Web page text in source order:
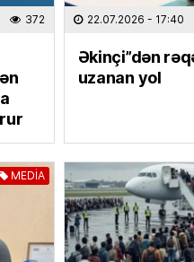
372 22.07.2026 - 17:40
Əkinçi”dən
uzanan yol
MEDİA